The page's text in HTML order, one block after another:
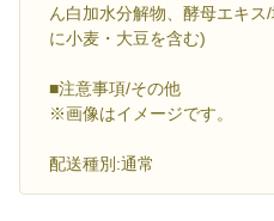
ん白加水分解物、酵母エキ
に小麦・大豆を含む)
■注意事項/その他
※画像はイメージです。
配送種別:通常